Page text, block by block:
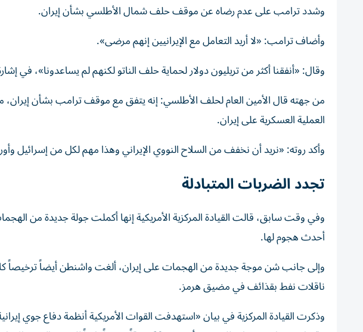
وشدد ترامب على عدم رضاه عن موقف حلف شمال الأطلسي بشأن إيران.
وأضاف ترامب: «لا أريد التعامل مع الإيرانيين إنهم مرضى».
وقال: «أنفقنا أكثر من تريليون دولار لحماية حلف الناتو لكنهم لم يساعدونا»، في
العملية العسكرية على إيران.
وأكد روته: «نريد أن نخفف من السلاح النووي الإيراني وهذا مهم لكل من إسرائيل
تجدد الضربات المتبادلة
أحدث ⁠هجوم لها.
وإلى جانب شن موجة جديدة ‌من الهجمات على ‌إيران، ألغت واشنطن أيضاً ترخيصاً
ناقلات نفط ‌بقذائف في مضيق هرمز.
وذكرت القيادة المركزية في بيان «استهدفت ⁠القوات الأمريكية أنظمة دفاع جوي